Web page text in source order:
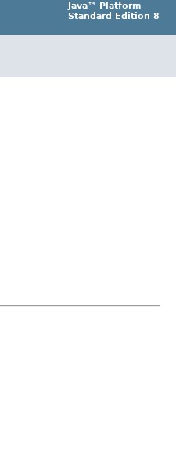
Java™ Platform
Standard Edition 8